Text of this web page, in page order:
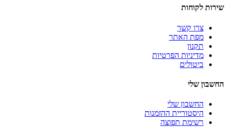
שירות לקוחות
צרו קשר
מפת האתר
תקנון
מדיניות הפרטיות
ביטולים
החשבון שלי
החשבון שלי
היסטוריית ההזמנות
רשימת תפוצה